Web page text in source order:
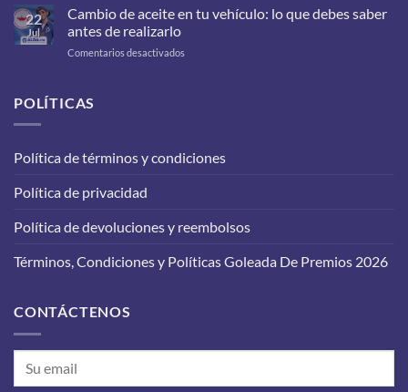
filtros
debes
a
22
Jul
Cambio de aceite en tu vehículo: lo que debes saber
antes de realizarlo
Comentarios desactivados
lo
POLÍTICAS
Política de términos y condiciones
Política de privacidad
Política de devoluciones y reembolsos
Términos, Condiciones y Políticas Goleada De Premios 2026
CONTÁCTENOS